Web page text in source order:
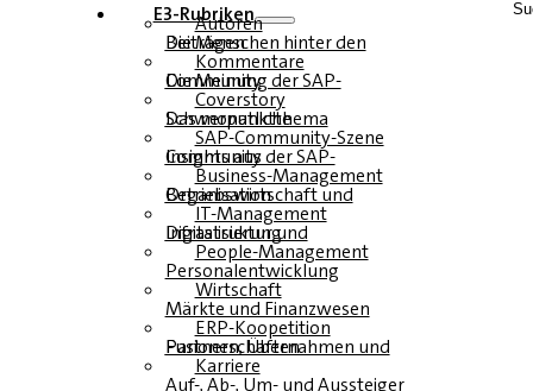
E3-Rubriken
Autoren
Die Menschen hinter den Beiträgen
Kommentare
Die Meinung der SAP-Community
Coverstory
Das monatliche Schwerpunktthema
SAP-Community-Szene
Insights aus der SAP-Community
Business-Management
Betriebswirtschaft und Organisation
IT-Management
Infrastruktur und Digitalisierung
People-Management
Personalentwicklung
Wirtschaft
Märkte und Finanzwesen
ERP-Koopetition
Fusionen, Übernahmen und Partnerschaften
Karriere
Auf-, Ab-, Um- und Aussteiger